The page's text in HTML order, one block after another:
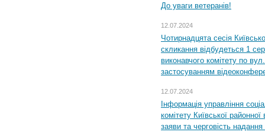
До уваги ветеранів!
12.07.2024
Чотирнадцята сесія
скликання відбудеться 1
виконавчого комітету по
застосуванням
12.07.2024
Інформація управління
комітету Київської
заяви та черговість надання